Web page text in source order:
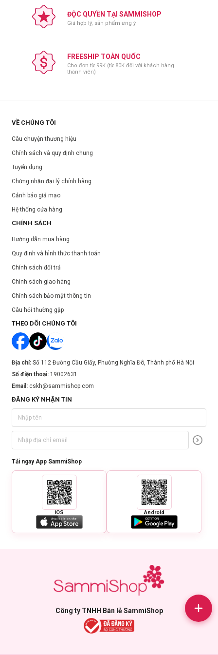
Thư giãn trong 10–20 phút, sau đó gỡ mặt nạ và nhẹ nhàng vỗ để
tinh chất còn lại thẩm thấu vào da.
Sử dụng 2–3 lần mỗi tuần hoặc bất cứ khi nào da cảm thấy khô
Kết thúc với kem dưỡng ẩm và thoa kem chống nắng vào ban ngày.
Bảo quản:
Thông số sản phẩm:
Thương hiệu:Mediheal
Xuất xứ:
Hàn Quốc
ĐỘC QUYỀN TẠI SAMMISHOP
Giá hợp lý, sản phẩm ưng ý
FREESHIP TOÀN QUỐC
Cho đơn từ 99K (từ 80K đối với khách hàng
thành viên)
VỀ CHÚNG TÔI
Câu chuyện thương hiệu
Chính sách và quy định chung
Tuyển dụng
Chứng nhận đại lý chính hãng
Cảnh báo giả mạo
Hệ thống cửa hàng
CHÍNH SÁCH
Hướng dẫn mua hàng
Quy định và hình thức thanh toán
Chính sách đổi trả
Chính sách giao hàng
Chính sách bảo mật thông tin
Câu hỏi thường gặp
THEO DÕI CHÚNG TÔI
Địa chỉ: Số 112 Đường Cầu Giấy, Phường Nghĩa Đô, Thành phố Hà Nội
Số điện thoại: 19002631
Email: cskh@sammishop.com
ĐĂNG KÝ NHẬN TIN
Tải ngay App SammiShop
iOS Android
Công ty TNHH Bán lẻ SammiShop